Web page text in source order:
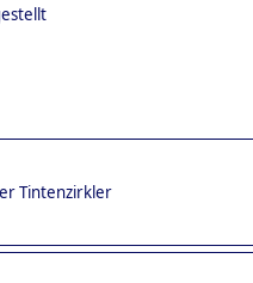
Tintenzirkler